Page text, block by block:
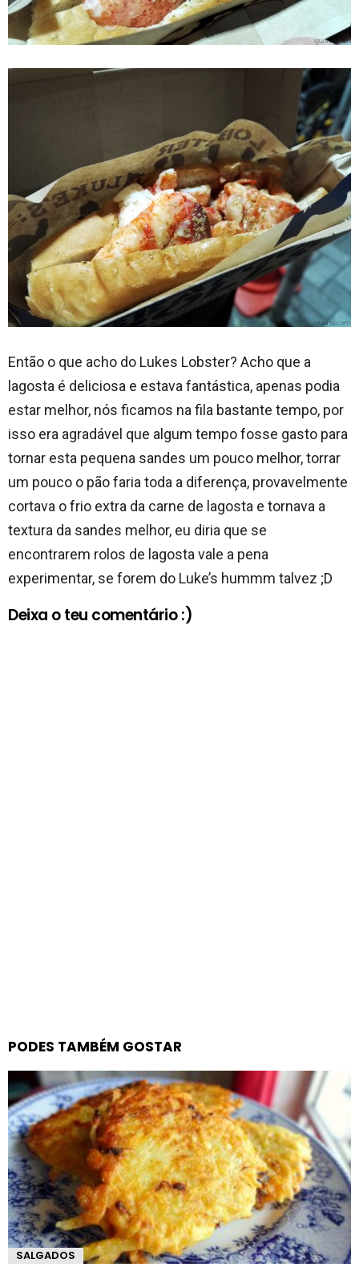
Então o que acho do Lukes Lobster? Acho que a
lagosta é deliciosa e estava fantástica, apenas podia
estar melhor, nós ficamos na fila bastante tempo, por
isso era agradável que algum tempo fosse gasto para
tornar esta pequena sandes um pouco melhor, torrar
um pouco o pão faria toda a diferença, provavelmente
cortava o frio extra da carne de lagosta e tornava a
textura da sandes melhor, eu diria que se
encontrarem rolos de lagosta vale a pena
experimentar, se forem do Luke’s hummm talvez ;D
Deixa o teu comentário :)
PODES TAMBÉM GOSTAR
SALGADOS